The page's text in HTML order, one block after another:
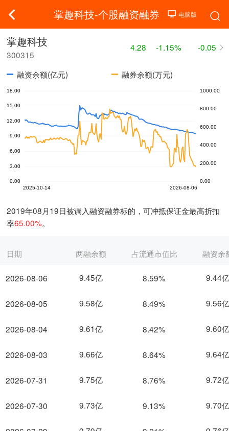
掌趣科技-个股融资融券
掌趣科技
300315
4.28 -1.15% -0.05
融资余额(亿元) 融券余额(万元)
2019年08月19日被调入融资融券标的，可冲抵保证金最高折扣
率65.00%。
日期
2026-08-06
2026-08-05
2026-08-04
2026-08-03
2026-07-31
2026-07-30
两融余额 占流通市值比 融资余
9.45亿 8.59% 9.44亿
9.58亿 8.49% 9.56亿
9.61亿 8.42% 9.60亿
9.66亿 8.64% 9.64亿
9.75亿 8.76% 9.72亿
9.73亿 9.13% 9.70亿